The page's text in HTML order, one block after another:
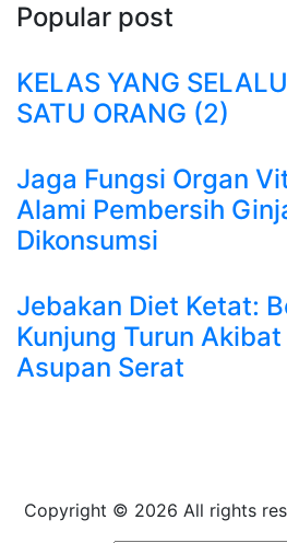
Popular post
KELAS YANG
SATU ORANG (2)
Jaga Fungsi Organ
Alami Pembersih
Dikonsumsi
Jebakan Diet Ketat:
Kunjung Turun
Asupan Serat
Copyright © 2026 All rights